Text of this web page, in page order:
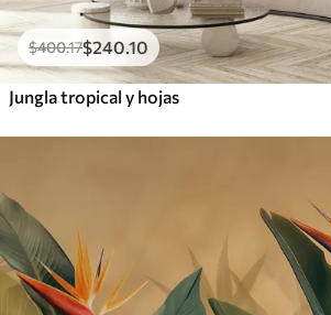
$400.17$240.10
Jungla tropical y hojas